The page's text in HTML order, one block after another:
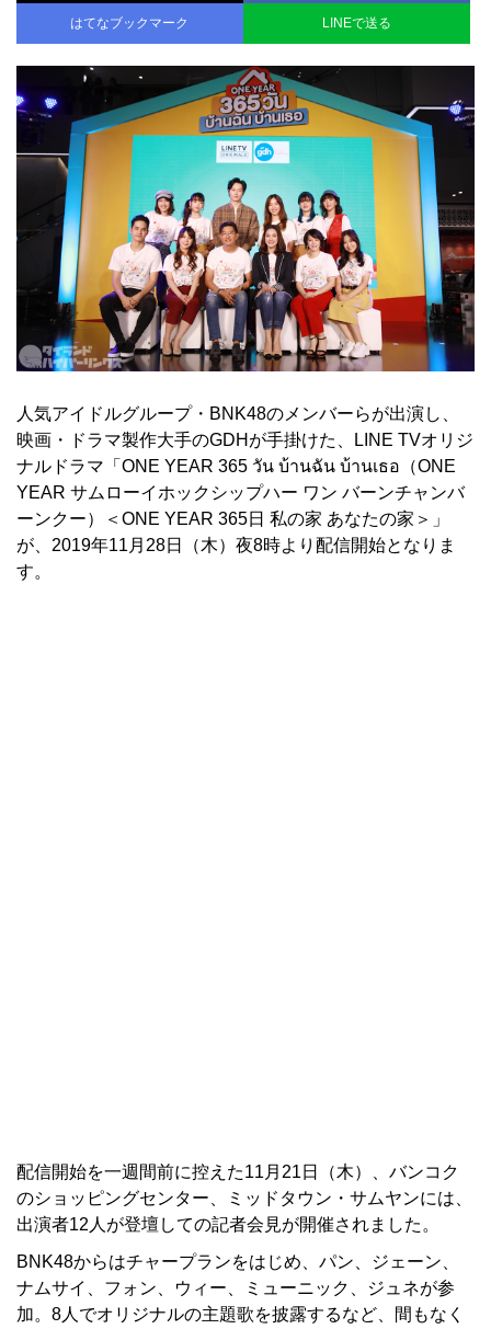
はてなブックマーク LINEで送る
人気アイドルグループ・BNK48のメンバーらが出演し、
映画・ドラマ製作大手のGDHが手掛けた、LINE TVオリジ
ナルドラマ「ONE YEAR 365 วัน บ้านฉัน บ้านเธอ（ONE
YEAR サムローイホックシップハー ワン バーンチャンバ
ーンクー）＜ONE YEAR 365日 私の家 あなたの家＞」
が、2019年11月28日（木）夜8時より配信開始となりま
す。
配信開始を一週間前に控えた11月21日（木）、バンコク
のショッピングセンター、ミッドタウン・サムヤンには、
出演者12人が登壇しての記者会見が開催されました。
BNK48からはチャープランをはじめ、パン、ジェーン、
ナムサイ、フォン、ウィー、ミューニック、ジュネが参
加。8人でオリジナルの主題歌を披露するなど、間もなく